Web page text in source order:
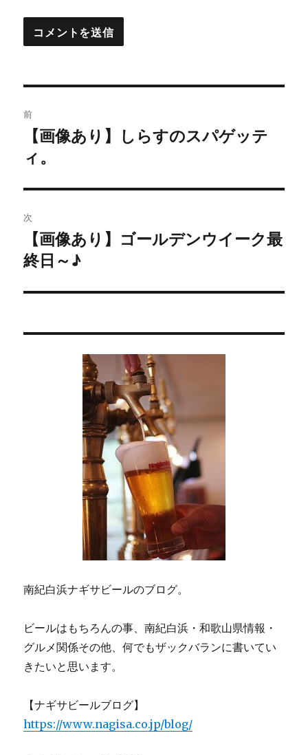
稿
ナ
ビ
ゲ
ー
シ
ン
前
去
投
稿:
【画像あり】しらすのスパゲッテ
ィ。
次
の
稿:
【画像あり】ゴールデンウイーク最
終日～♪
南紀白浜ナギサビールのブログ。
ビールはもちろんの事、南紀白浜・和歌山県情報・
グルメ関係その他、何でもザックバランに書いてい
きたいと思います。
【ナギサビールブログ】
https://www.nagisa.co.jp/blog/